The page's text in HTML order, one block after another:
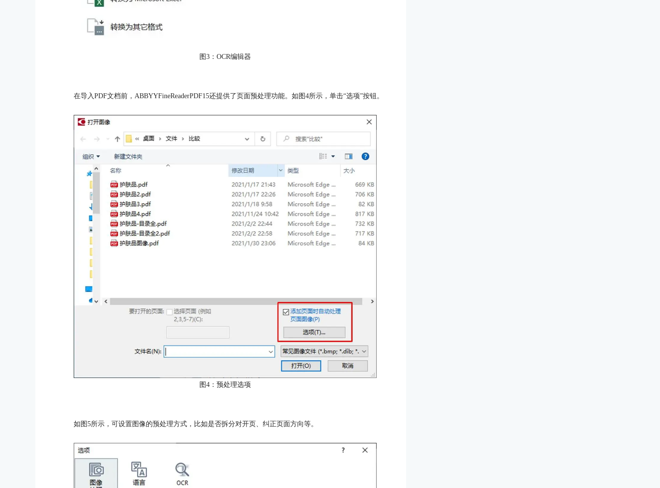
图3：OCR编辑器
在导入PDF文档前，ABBYYFineReaderPDF15还提供了页面预处理功能。如图4所示，单击“选项”按钮。
图4：预处理选项
如图5所示，可设置图像的预处理方式，比如是否拆分对开页、纠正页面方向等。